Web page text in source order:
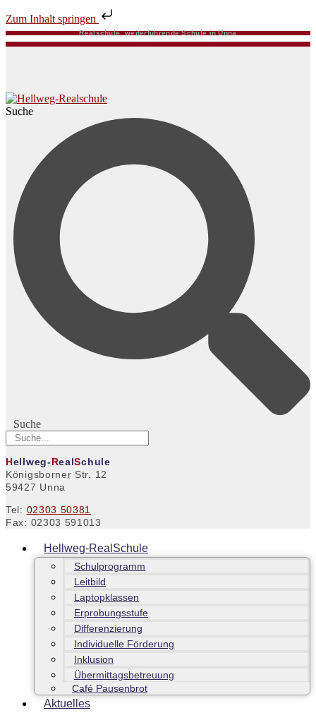
Zum Inhalt springen
Realschule, weiterführende Schule in Unna
Suche
Suche
Hellweg-RealSchule
Königsborner Str. 12
59427 Unna
Tel: 02303 50381
Fax: 02303 591013
Hellweg-RealSchule
Schulprogramm
Leitbild
Laptopklassen
Erprobungsstufe
Differenzierung
Individuelle Förderung
Inklusion
Übermittagsbetreuung
Café Pausenbrot
Aktuelles